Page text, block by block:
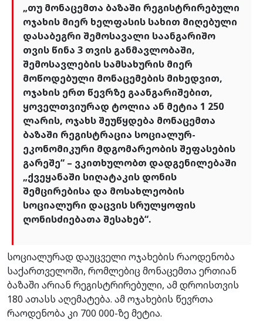
„თუ მონაცემთა ბაზაში რეგისტრირებული
ოჯახის მიერ ხელფასის სახით მიღებული
დასაბეგრი შემოსავალი საანგარიშო
თვის წინა 3 თვის განმავლობაში,
შემოსავლების სამსახურის მიერ
მოწოდებული მონაცემების მიხედვით,
ოჯახის ერთ წევრზე გაანგარიშებით,
ყოველთვიურად ტოლია ან მეტია 1 250
ლარის, ოჯახს შეუწყდება მონაცემთა
ბაზაში რეგისტრაცია სოციალურ-
ეკონომიკური მდგომარეობის შეფასების
გარეშე“ – ვკითხულობთ დადგენილებაში
„ქვეყანაში სიღატაკის დონის
შემცირებისა და მოსახლეობის
სოციალური დაცვის სრულყოფის
ღონისძიებათა შესახებ“.
სოციალურად დაუცველი ოჯახების რაოდენობა
საქართველოში, რომლებიც მონაცემთა ერთიან
ბაზაში არიან რეგისტრირებული, ამ დროისთვის
180 ათასს აღემატება. ამ ოჯახების წევრთა
რაოდენობა კი 700 000-ზე მეტია.